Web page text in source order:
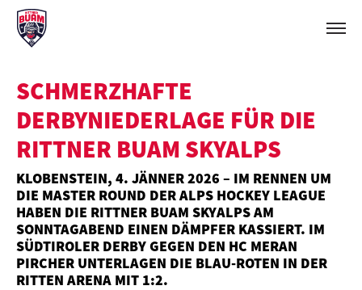
SCHMERZHAFTE
DERBYNIEDERLAGE FÜR DIE
RITTNER BUAM SKYALPS
KLOBENSTEIN, 4. JÄNNER 2026 – IM RENNEN UM
DIE MASTER ROUND DER ALPS HOCKEY LEAGUE
HABEN DIE RITTNER BUAM SKYALPS AM
SONNTAGABEND EINEN DÄMPFER KASSIERT. IM
SÜDTIROLER DERBY GEGEN DEN HC MERAN
PIRCHER UNTERLAGEN DIE BLAU-ROTEN IN DER
RITTEN ARENA MIT 1:2.